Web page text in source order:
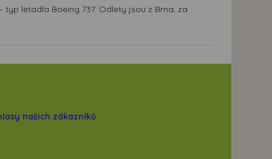
letadla Boeing 737. Odlety jsou z Brna, za
našich zákazníků.